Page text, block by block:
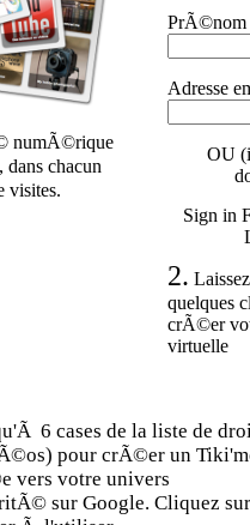
numÃ©rique
dans chacun
visites.
PrÃ©nom
Adresse
OU
Sign in
2.
quelques
crÃ©er
virtuelle
6 cases de la liste de
pour crÃ©er un
vers votre univers
sur Google. Cliquez sur